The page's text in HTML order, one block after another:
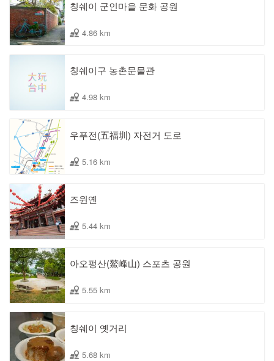
칭쉐이 군인마을 문화 공원
4.86 km
칭쉐이구 농촌문물관
4.98 km
우푸전(五福圳) 자전거 도로
5.16 km
즈윈옌
5.44 km
아오펑산(鰲峰山) 스포츠 공원
5.55 km
칭쉐이 옛거리
5.68 km